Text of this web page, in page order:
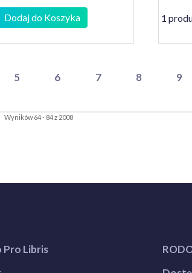
Dodaj do Koszyka 1
5 6 7 8 9
Wyników 64 - 84 z 2008
Libris